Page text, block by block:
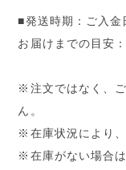
■発送時期：ご入金
お届けまでの目安
※注文ではなく、
ん。
※在庫状況により
※在庫がない場合